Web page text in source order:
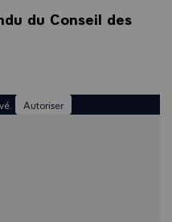
du Conseil des
Autoriser